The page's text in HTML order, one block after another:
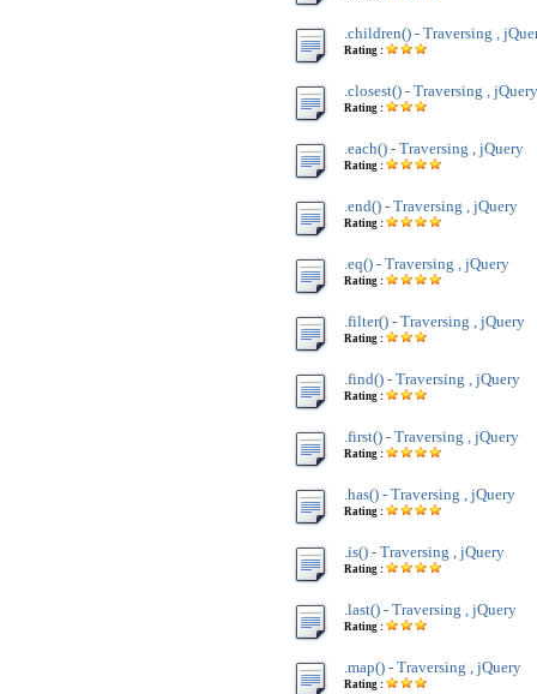
.children() - Traversing ,
Rating :
.closest() - Traversing , jQuery
Rating :
.each() - Traversing , jQuery
Rating :
.end() - Traversing , jQuery
Rating :
.eq() - Traversing , jQuery
Rating :
.filter() - Traversing , jQuery
Rating :
.find() - Traversing , jQuery
Rating :
.first() - Traversing , jQuery
Rating :
.has() - Traversing , jQuery
Rating :
.is() - Traversing , jQuery
Rating :
.last() - Traversing , jQuery
Rating :
.map() - Traversing , jQuery
Rating :